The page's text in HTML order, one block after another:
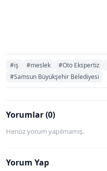
#iş #meslek #Oto Ekspertiz
#Samsun Büyükşehir Belediyesi
Yorumlar (0)
Henüz yorum yapılmamış.
Yorum Yap